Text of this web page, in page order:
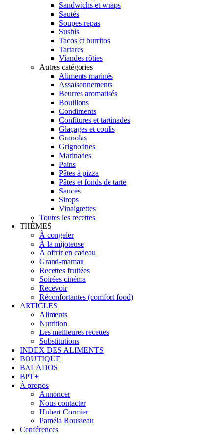
Sandwichs et wraps
Sautés
Soupes-repas
Sushis
Tacos et burritos
Tartares
Viandes rôties
Autres catégories
Aliments marinés
Assaisonnements
Beurres aromatisés
Bouillons
Condiments
Confitures et tartinades
Glaçages et coulis
Granolas
Grignotines
Marinades
Pains
Pâtes à pizza
Pâtes et fonds de tarte
Sauces
Sirops
Vinaigrettes
Toutes les recettes
THÈMES
À congeler
À la mijoteuse
À offrir en cadeau
Grand-maman
Recettes fruitées
Soirées cinéma
Recevoir
Réconfortantes (comfort food)
ARTICLES
Aliments
Nutrition
Les meilleures recettes
Substitutions
INDEX DES ALIMENTS
BOUTIQUE
BALADOS
BPT+
À propos
Annoncer
Nous contacter
Hubert Cormier
Paméla Rousseau
Conférences